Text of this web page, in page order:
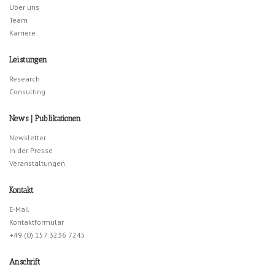
Über uns
Team
Karriere
Leistungen
Research
Consulting
News | Publikationen
Newsletter
In der Presse
Veranstaltungen
Kontakt
E-Mail
Kontaktformular
+49 (0) 157 3236 7245
Anschrift